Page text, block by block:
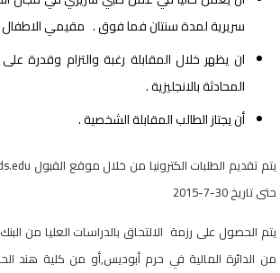
سريرية لمدة سنتان فما فوق . مقيمي الاطفال
ان يظهر خلال المقابلة رغبة والتزام وقدرة
المحادثة بالانجليزية .
أن يجتاز الطالب المقابلة الشخصية .
حتى تاريخ 30-7-2015
يتم الحصول على رزمة الالتحاق بالدراسات العليا من
من الدائرة المالية في حرم أبوديس,أو من كلية هند